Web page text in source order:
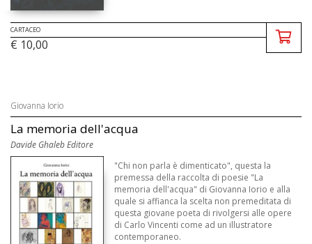
CARTACEO
€ 10,00
Giovanna Iorio
La memoria dell'acqua
Davide Ghaleb Editore
"Chi non parla è dimenticato", questa la
premessa della raccolta di poesie "La
memoria dell'acqua" di Giovanna Iorio e alla
quale si affianca la scelta non premeditata di
questa giovane poeta di rivolgersi alle opere
di Carlo Vincenti come ad un illustratore
contemporaneo.